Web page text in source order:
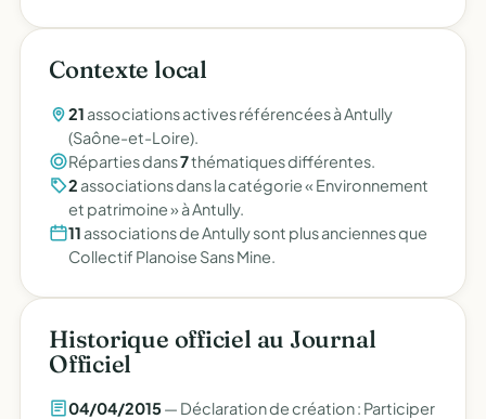
Contexte local
21 associations actives référencées à Antully
(Saône-et-Loire).
Réparties dans7thématiques différentes.
2 associations dans la catégorie « Environnement
et patrimoine » à Antully.
11 associations de Antully sont plus anciennes que
Collectif Planoise Sans Mine.
Historique officiel au Journal
Officiel
04/04/2015— Déclaration de création : Participer